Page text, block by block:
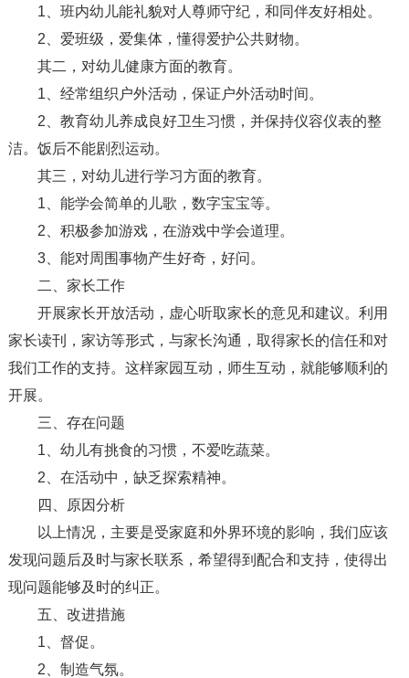
1、班内幼儿能礼貌对人尊师守纪，和同伴友好相处。
2、爱班级，爱集体，懂得爱护公共财物。
其二，对幼儿健康方面的教育。
1、经常组织户外活动，保证户外活动时间。
2、教育幼儿养成良好卫生习惯，并保持仪容仪表的整
洁。饭后不能剧烈运动。
其三，对幼儿进行学习方面的教育。
1、能学会简单的儿歌，数字宝宝等。
2、积极参加游戏，在游戏中学会道理。
3、能对周围事物产生好奇，好问。
二、家长工作
开展家长开放活动，虚心听取家长的意见和建议。利用
家长读刊，家访等形式，与家长沟通，取得家长的信任和对
我们工作的支持。这样家园互动，师生互动，就能够顺利的
开展。
三、存在问题
1、幼儿有挑食的习惯，不爱吃蔬菜。
2、在活动中，缺乏探索精神。
四、原因分析
以上情况，主要是受家庭和外界环境的影响，我们应该
发现问题后及时与家长联系，希望得到配合和支持，使得出
现问题能够及时的纠正。
五、改进措施
1、督促。
2、制造气氛。